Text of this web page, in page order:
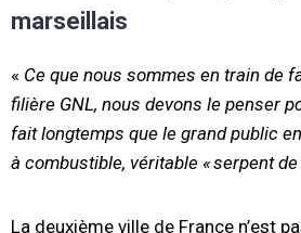
marseillais
« Ce que nous sommes en train de
filière GNL, nous devons le penser
fait longtemps que le grand public
à combustible, véritable « serpent de
La deuxième ville de France n’est